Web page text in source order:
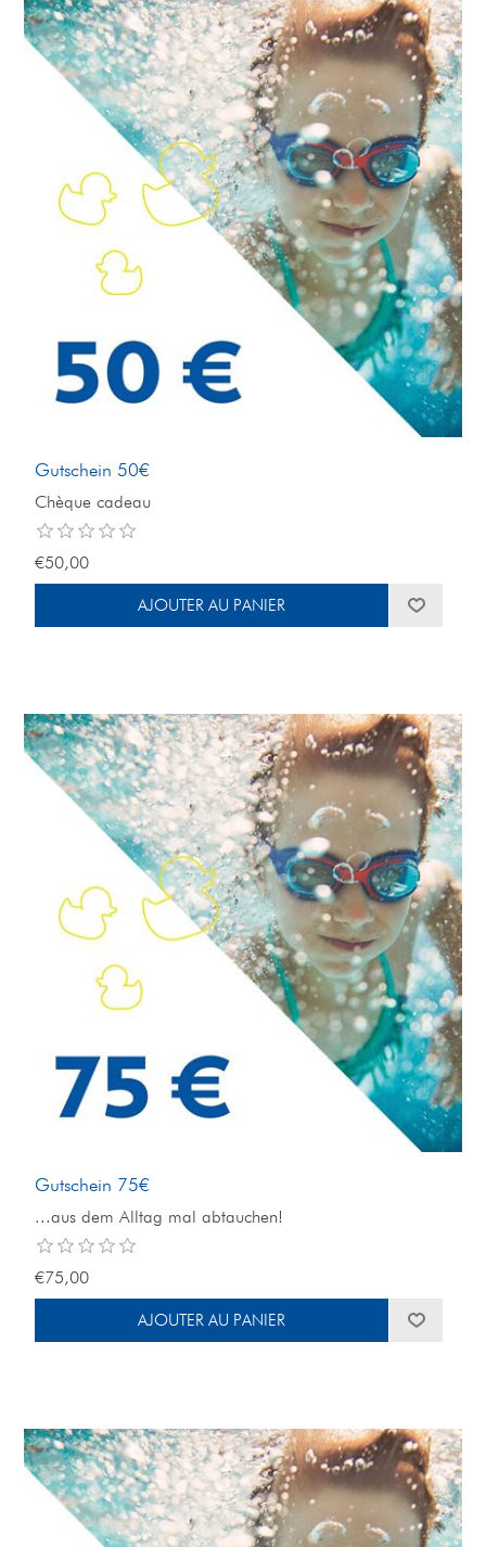
Gutschein 50€
Chèque cadeau
€50,00
Gutschein 75€
...aus dem Alltag mal abtauchen!
€75,00